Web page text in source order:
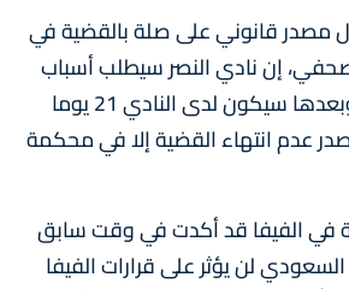
مصدر قانوني على صلة بالقضية في
إن نادي النصر سيطلب أسباب
القرار خلال 10 أيام، وبعدها سيكون لدى النادي 21 يوما
عدم انتهاء القضية إلا في محكمة
في الفيفا قد أكدت في وقت سابق
لن يؤثر على قرارات الفيفا